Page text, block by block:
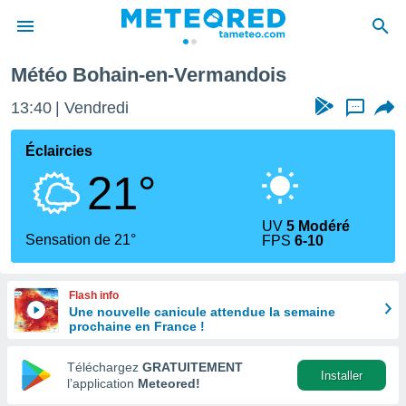
de
en
Météo Bohain-en-Vermandois
13:40 Vendredi ...
Éclaircies
21°
Sensation de 21°
UV5 Modéré
FPS6-10
Flash info
Une nouvelle canicule attendue la semaine
prochaine en France !
Téléchargez GRATUITEMENT
l’application Meteored!
Installer